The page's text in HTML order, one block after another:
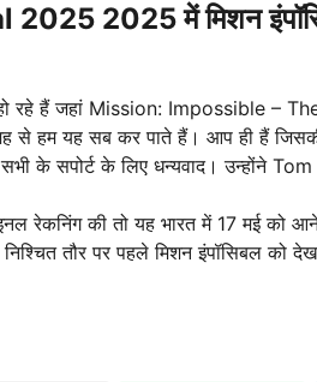
2025 में मिशन
हो रहे हैं जहां Mission: Impossible –
से हम यह सब कर पाते हैं। आप ही हैं
के सपोर्ट के लिए धन्यवाद। उन्होंने Tom
रेकनिंग की तो यह भारत में 17 मई को
तौर पर पहले मिशन इंपॉसिबल